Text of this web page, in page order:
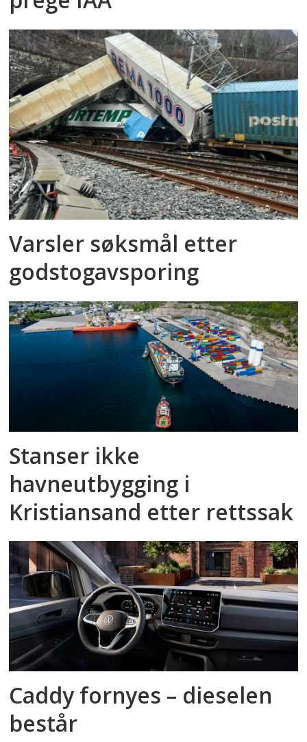
Varsler søksmål etter
godstog­avsporing
Stanser ikke
havneutbygging i
Kristiansand etter rettssak
Caddy fornyes – dieselen
består